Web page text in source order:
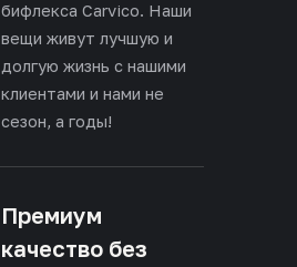
бифлекса Carvico. Наши
вещи живут лучшую и
долгую жизнь с нашими
клиентами и нами не
сезон, а годы!
Премиум
качество без